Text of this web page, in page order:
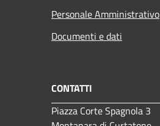
Personale Amministrativo
Documenti e dati
CONTATTI
Piazza Corte Spagnola 3